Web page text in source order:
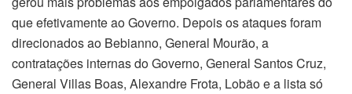
que efetivamente ao Governo. Depois os ataques foram
direcionados ao Bebianno, General Mourão, a
contratações internas do Governo, General Santos Cruz,
General Villas Boas, Alexandre Frota, Lobão e a lista só